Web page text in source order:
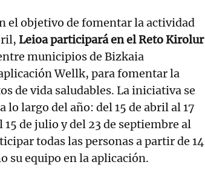
el objetivo de fomentar la actividad
Leioa participará en el Reto Kirolur
municipios de Bizkaia
Wellk, para fomentar la
de vida saludables. La iniciativa se
lo largo del año: del 15 de abril al 17
15 de julio y del 23 de septiembre al
todas las personas a partir de 14
su equipo en la aplicación.